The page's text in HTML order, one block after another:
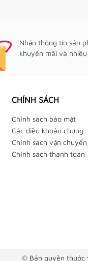
Nhận thông tin sản
khuyến mãi và
CHÍNH SÁCH
Chính sách bảo mật
Các điều khoản chung
Chính sách vận
Chính sách thanh toán
© Bản quyền thuộc